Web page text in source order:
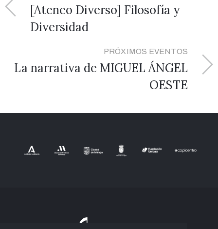
[Ateneo Diverso] Filosofía y
Diversidad
PRÓXIMOS EVENTOS
La narrativa de MIGUEL ÁNGEL
OESTE